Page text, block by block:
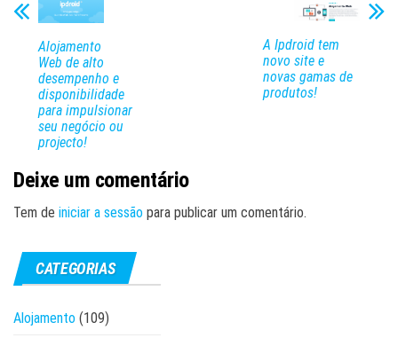
Alojamento
Web de alto
desempenho e
disponibilidade
para impulsionar
seu negócio ou
projecto!
A Ipdroid tem
novo site e
novas gamas de
produtos!
Deixe um comentário
Tem de iniciar a sessão para publicar um comentário.
CATEGORIAS
Alojamento (109)